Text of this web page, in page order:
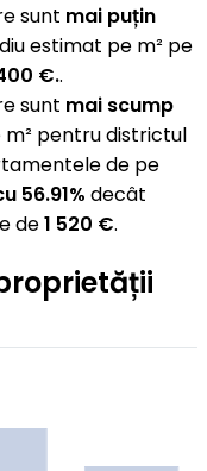
sunt mai puțin
estimat pe m² pe
€..
sunt mai scump
pentru districtul
de pe
56.91% decât
de1 520 €.